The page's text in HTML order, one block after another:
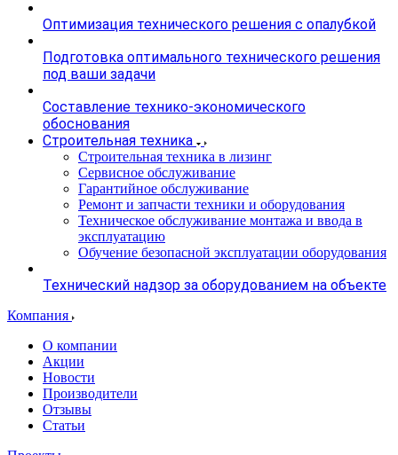
Оптимизация технического решения с опалубкой
Подготовка оптимального технического решения
под ваши задачи
Составление технико-экономического
обоснования
Строительная техника
Строительная техника в лизинг
Сервисное обслуживание
Гарантийное обслуживание
Ремонт и запчасти техники и оборудования
Техническое обслуживание монтажа и ввода в
эксплуатацию
Обучение безопасной эксплуатации оборудования
Технический надзор за оборудованием на объекте
Компания
О компании
Акции
Новости
Производители
Отзывы
Статьи